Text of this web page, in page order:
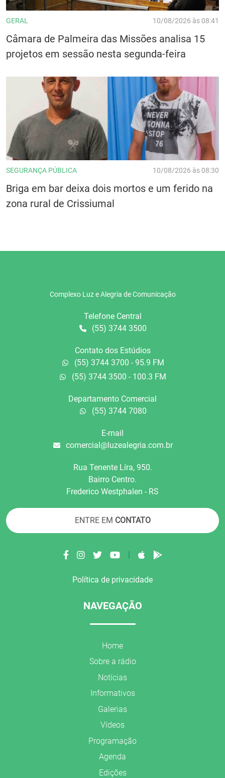
GERAL 10/08/2026 às 08:41
Câmara de Palmeira das Missões analisa 15
projetos em sessão nesta segunda-feira
SEGURANÇA PÚBLICA 10/08/2026 às 08:30
Briga em bar deixa dois mortos e um ferido na
zona rural de Crissiumal
Complexo Luz e Alegria de Comunicação
Telefone Central
(55) 3744 3500
Contato dos Estúdios
(55) 3744 3700 - 95.9 FM
(55) 3744 3500 - 100.3 FM
Departamento Comercial
(55) 3744 7080
E-mail
comercial@luzealegria.com.br
Rua Tenente Líra, 950.
Bairro Centro.
Frederico Westphalen - RS
ENTRE EM CONTATO
|
Política de privacidade
NAVEGAÇÃO
Home
Sobre a rádio
Notícias
Informativos
Galerias
Vídeos
Programação
Agenda
Edições